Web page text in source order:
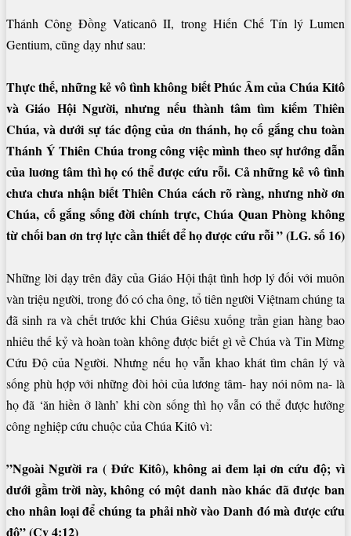
Thánh Công Đồng Vaticanô II, trong Hiến Chế Tín lý Lumen
Gentium, cũng dạy như sau:
Thực thế, những kẻ vô tình không biết Phúc Âm của Chúa Kitô
và Giáo Hội Người, nhưng nếu thành tâm tìm kiếm Thiên
Chúa, và dưới sự tác động của ơn thánh, họ cố gắng chu toàn
Thánh Ý Thiên Chúa trong công việc mình theo sự hướng dẫn
của luơng tâm thì họ có thể được cứu rỗi. Cả những kẻ vô tình
chưa chưa nhận biết Thiên Chúa cách rõ ràng, nhưng nhờ ơn
Chúa, cố gắng sống đời chính trực, Chúa Quan Phòng không
từ chối ban ơn trợ lực cần thiết để họ được cứu rỗi ” (LG. số 16)
Những lời dạy trên đây của Giáo Hội thật tình hơp lý đối với muôn
vàn triệu người, trong đó có cha ông, tổ tiên người Việtnam chúng ta
đã sinh ra và chết trước khi Chúa Giêsu xuống trần gian hàng bao
nhiêu thế kỷ và hoàn toàn không được biết gì về Chúa và Tin Mừng
Cứu Độ của Người. Nhưng nếu họ vẫn khao khát tìm chân lý và
sống phù hợp với những đòi hỏi của lương tâm- hay nói nôm na- là
họ đã ‘ăn hiền ở lành’ khi còn sống thì họ vẫn có thể được hưởng
công nghiệp cứu chuộc của Chúa Kitô vì:
”Ngoài Người ra ( Đức Kitô), không ai đem lại ơn cứu độ; vì
dưới gầm trời này, không có một danh nào khác đã được ban
cho nhân loại để chúng ta phải nhờ vào Danh đó mà được cứu
độ” (Cv 4:12)